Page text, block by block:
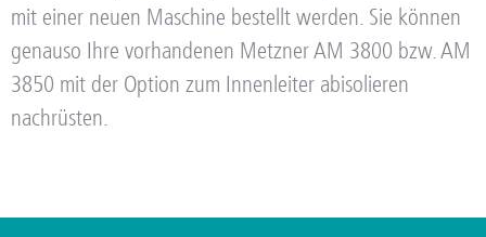
mit einer neuen Maschine bestellt werden. Sie können
genauso Ihre vorhandenen Metzner AM 3800 bzw. AM
3850 mit der Option zum Innenleiter abisolieren
nachrüsten.